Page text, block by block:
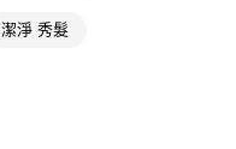
帳。
完成結帳。
潔淨 秀髮